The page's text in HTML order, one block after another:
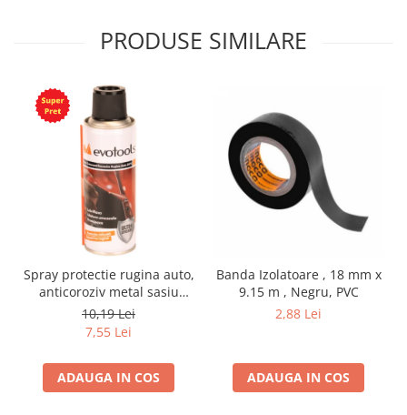
PRODUSE SIMILARE
Spray protectie rugina auto,
anticoroziv metal sasiu
praguri usi aerosol, 200 ml
10,19 Lei
7,55 Lei
ADAUGA IN COS
Banda Izolatoare , 18 mm x
9.15 m , Negru, PVC
2,88 Lei
ADAUGA IN COS